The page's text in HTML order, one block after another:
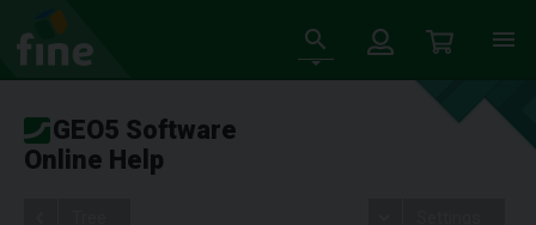
GEO5 Software
Online Help